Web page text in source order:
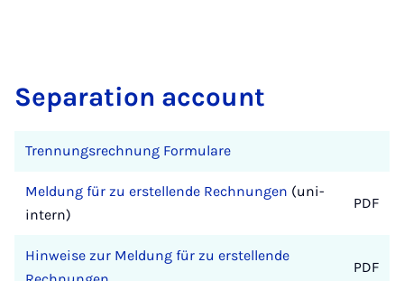
Separation account
Trennungsrechnung Formulare
Meldung für zu erstellende Rechnungen (uni-
intern)
PDF
Hinweise zur Meldung für zu erstellende
PDF